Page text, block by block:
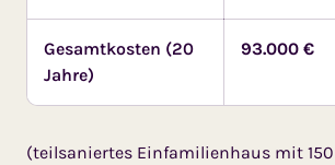
Gesamtkosten (20
Jahre)
93.000 €
(teilsaniertes Einfamilienhaus mit 150